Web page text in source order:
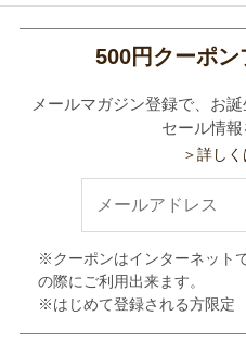
500円クーポン
メールマガジン登録で、お
セール情報
＞詳し
※クーポンはインターネット
の際にご利用出来ます。
※はじめて登録される方限定